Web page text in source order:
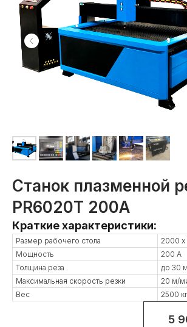
Станок плазменной
PR6020T 200А
Краткие характеристики:
Размер рабочего стола
2000
Мощность
200 А
Толщина реза
до 30
Максимальная скорость резки
20 м/
Вес
2500 кг
5